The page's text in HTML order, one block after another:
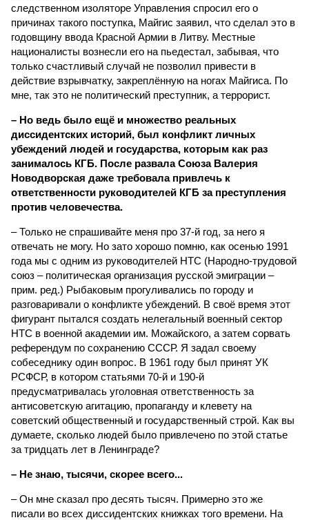
следственном изоляторе Управления спросил его о
причинах такого поступка, Майгис заявил, что сделал это в
годовщину ввода Красной Армии в Литву. Местные
националисты вознесли его на пьедестал, забывая, что
только счастливый случай не позволил привести в
действие взрывчатку, закреплённую на ногах Майгиса. По
мне, так это не политический преступник, а террорист.
– Но ведь было ещё и множество реальных
диссидентских историй, был конфликт личных
убеждений людей и государства, которым как раз
занималось КГБ. После развала Союза Валерия
Новодворская даже требовала привлечь к
ответственности руководителей КГБ за преступления
против человечества.
– Только не спрашивайте меня про 37-й год, за него я
отвечать не могу. Но зато хорошо помню, как осенью 1991
года мы с одним из руководителей НТС (Народно-трудовой
союз – политическая организация русской эмиграции –
прим. ред.) Рыбаковым прогуливались по городу и
разговаривали о конфликте убеждений. В своё время этот
фигурант пытался создать нелегальный военный сектор
НТС в военной академии им. Можайского, а затем сорвать
референдум по сохранению СССР. Я задал своему
собеседнику один вопрос. В 1961 году был принят УК
РСФСР, в котором статьями 70-й и 190-й
предусматривалась уголовная ответственность за
антисоветскую агитацию, пропаганду и клевету на
советский общественный и государственный строй. Как вы
думаете, сколько людей было привлечено по этой статье
за тридцать лет в Ленинграде?
– Не знаю, тысячи, скорее всего...
– Он мне сказал про десять тысяч. Примерно это же
писали во всех диссидентских книжках того времени. На